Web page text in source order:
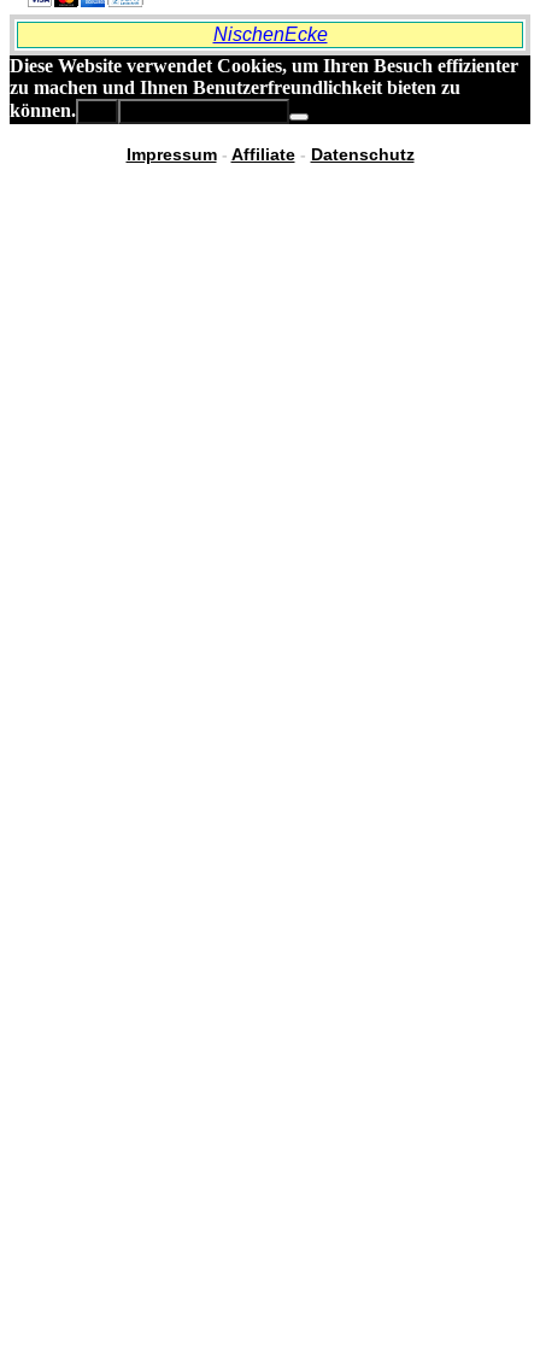
NischenEcke
Diese Website verwendet Cookies, um Ihren Besuch effizienter
zu machen und Ihnen Benutzerfreundlichkeit bieten zu
können.
Impressum- Affiliate- Datenschutz